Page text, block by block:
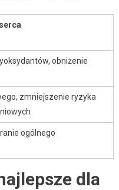
obniżenie
zmniejszenie ryzyka
ogólnego
dla